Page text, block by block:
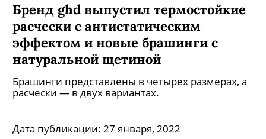
Бренд ghd выпустил термостойкие
расчески с антистатическим
эффектом и новые брашинги с
натуральной щетиной
Брашинги представлены в четырех размерах, а
расчески — в двух вариантах.
Дата публикации: 27 января, 2022